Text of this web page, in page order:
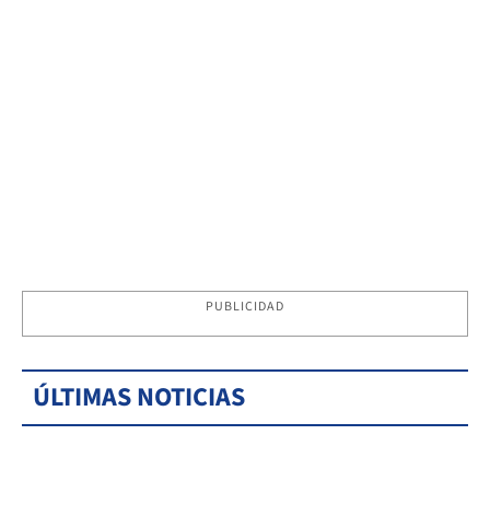
PUBLICIDAD
ÚLTIMAS NOTICIAS